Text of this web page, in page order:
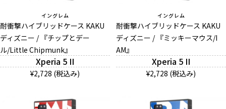
イングレム
耐衝撃ハイブリッドケース KAKU
ディズニー / 『チップとデー
ル/Little Chipmunk』
Xperia 5 II
¥2,728 (税込み)
イングレム
耐衝撃ハイブリッドケース KAKU
ディズニー / 『ミッキーマウス/I
AM』
Xperia 5 II
¥2,728 (税込み)